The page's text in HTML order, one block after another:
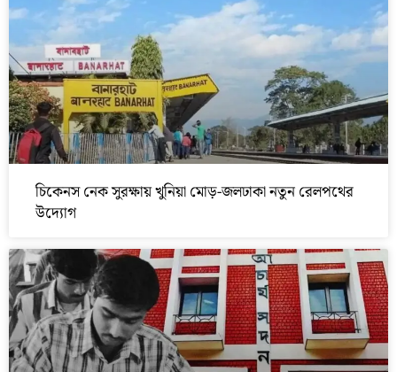
চিকেনস নেক সুরক্ষায় খুনিয়া মোড়-জলঢাকা নতুন রেলপথের
উদ্যোগ